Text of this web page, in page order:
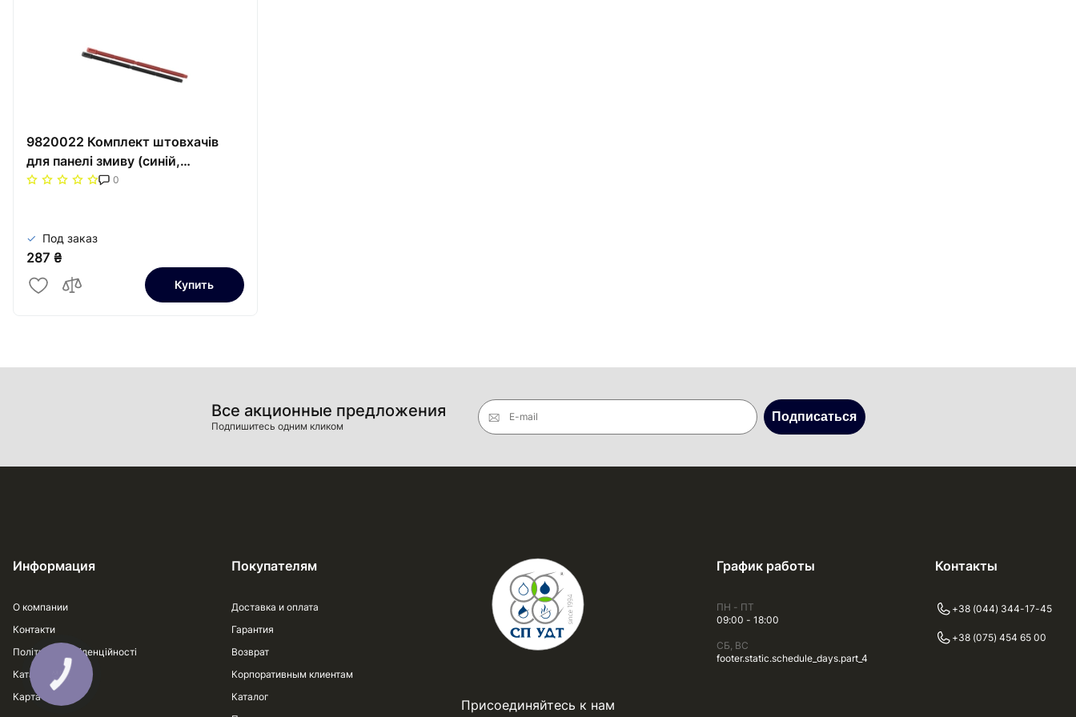
9820022 Комплект штовхачів
для панелі змиву (синій,
червоний)
0
Под заказ
287 ₴
Купить
Все акционные предложения
Подпишитесь одним кликом
E-mail Подписаться
Присоединяйтесь к нам
Информация
О компании
Контакти
Політика конфіденційності
Каталог
Карта сайта
Покупателям
Доставка и оплата
Гарантия
Возврат
Корпоративным клиентам
Каталог
График работы
ПН - ПТ
09:00 - 18:00
СБ, ВС
footer.static.schedule_days.part_4
Контакты
+38 (044) 344-17-45
+38 (075) 454 65 00